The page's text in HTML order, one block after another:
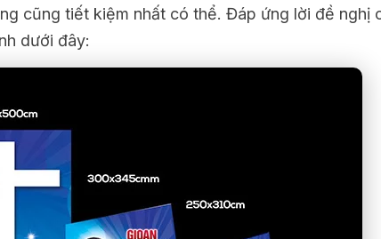
cũng tiết kiệm nhất có thể. Đáp ứng lời đề nghị
dưới đây: